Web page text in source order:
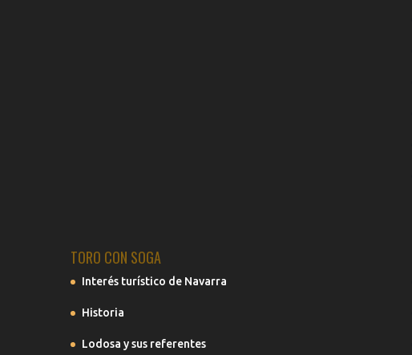
TORO CON SOGA
Interés turístico de Navarra
Historia
Lodosa y sus referentes